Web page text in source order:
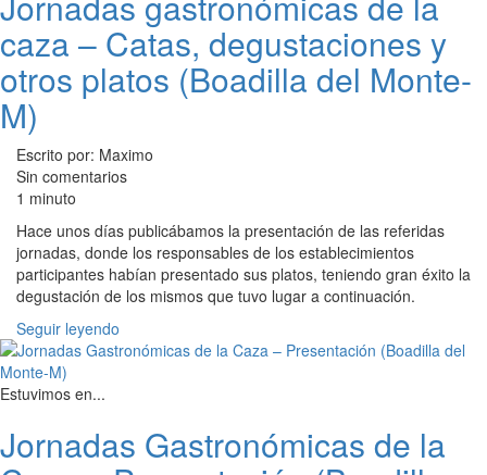
caza – Catas, degustaciones y
otros platos (Boadilla del Monte-
M)
Escrito por: Maximo
Sin comentarios
1 minuto
Hace unos días publicábamos la presentación de las referidas
jornadas, donde los responsables de los establecimientos
participantes habían presentado sus platos, teniendo gran éxito la
degustación de los mismos que tuvo lugar a continuación.
Seguir leyendo
Estuvimos en...
Jornadas Gastronómicas de la